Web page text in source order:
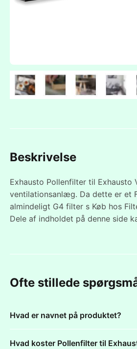
Beskrivelse
Exhausto Pollenfilter til Exhausto
ventilationsanlæg. Da dette er et
almindeligt G4 filter s Køb hos
Dele af indholdet på denne side
Ofte stillede
Hvad er navnet på produktet?
Hvad koster Pollenfilter til